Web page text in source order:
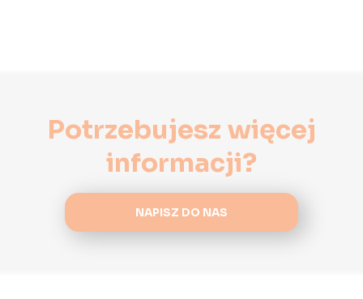
Potrzebujesz więcej
informacji?
NAPISZ DO NAS